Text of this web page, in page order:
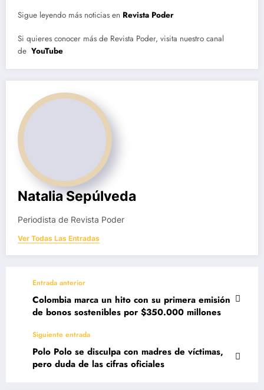
Sigue leyendo más noticias en Revista Poder
Si quieres conocer más de Revista Poder, visita nuestro canal
de YouTube
Natalia Sepúlveda
Periodista de Revista Poder
Ver Todas Las Entradas
Entrada anterior
Colombia marca un hito con su primera emisión
de bonos sostenibles por $350.000 millones
Siguiente entrada
Polo Polo se disculpa con madres de víctimas,
pero duda de las cifras oficiales